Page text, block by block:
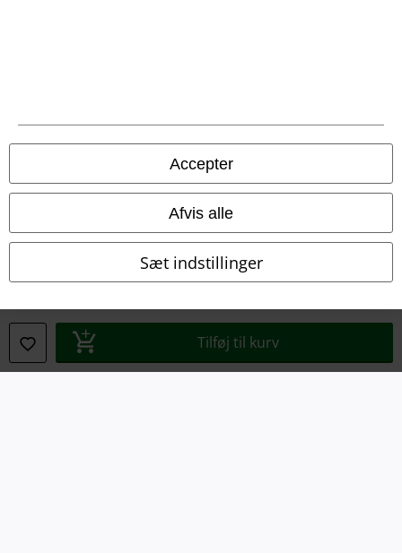
Accepter
Afvis alle
Sæt indstillinger
Tilføj til kurv
Salgs-, medlems- & leveringsbetingelser
Om EMP Danmark
Bortskaffelse af affald og miljøbeskyttelse
Overensstemmelseserklæring
Oplysninger om tilgængelighed